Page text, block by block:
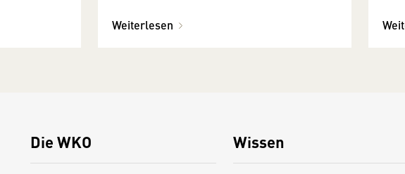
Weiterlesen
Die WKO Wissen